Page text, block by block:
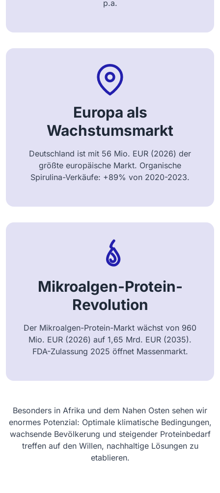
p.a.
Europa als
Wachstumsmarkt
Deutschland ist mit 56 Mio. EUR (2026) der
größte europäische Markt. Organische
Spirulina-Verkäufe: +89% von 2020-2023.
Mikroalgen-Protein-
Revolution
Der Mikroalgen-Protein-Markt wächst von 960
Mio. EUR (2026) auf 1,65 Mrd. EUR (2035).
FDA-Zulassung 2025 öffnet Massenmarkt.
Besonders in Afrika und dem Nahen Osten sehen wir
enormes Potenzial: Optimale klimatische Bedingungen,
wachsende Bevölkerung und steigender Proteinbedarf
treffen auf den Willen, nachhaltige Lösungen zu
etablieren.